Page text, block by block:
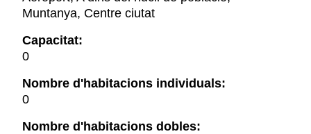
Muntanya, Centre ciutat
Capacitat:
0
Nombre d'habitacions individuals:
0
Nombre d'habitacions dobles: